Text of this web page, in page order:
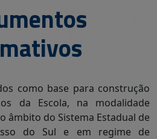
como base para construção
da Escola, na modalidade
âmbito do Sistema Estadual de
do Sul e em regime de